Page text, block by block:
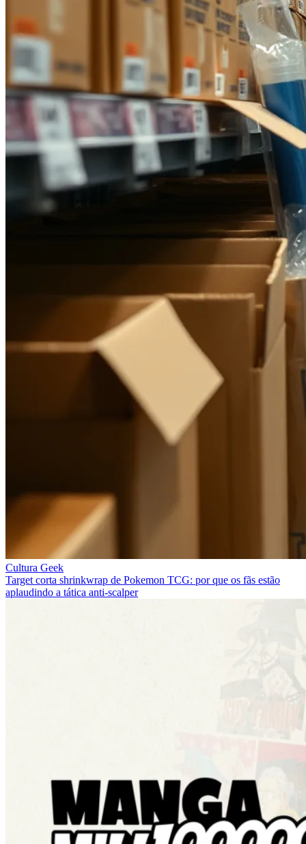
Cultura Geek
Target corta shrinkwrap de Pokemon TCG: por que os fãs estão
aplaudindo a tática anti-scalper